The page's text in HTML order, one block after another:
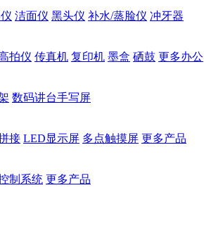
洁面仪 黑头仪 补水/蒸脸仪 冲牙器
拍仪 传真机 复印机 墨盒 硒鼓 更多办公
数码讲台手写屏
接 LED显示屏 多点触摸屏 更多产品
制系统 更多产品